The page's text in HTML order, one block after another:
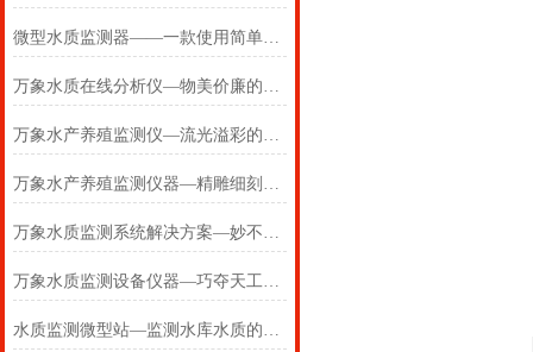
微型水质监测器——一款使用简单的水质监测站2024(万象推送)
万象水质在线分析仪—物美价廉的水质在线监测仪器#【2024+全+国+包邮】
万象水产养殖监测仪—流光溢彩的多参数水质监测仪#【2024+全+国+包邮】
万象水产养殖监测仪器—精雕细刻的水产养殖监测站#【2024+全+国+包邮】
万象水质监测系统解决方案—妙不可言的水产养殖监测系统#【2024+全+国】
万象水质监测设备仪器—巧夺天工的供水管网水质监测系统#【2024+全+国】
水质监测微型站—监测水库水质的水库水质监测设备#(2024+全+国+包邮)